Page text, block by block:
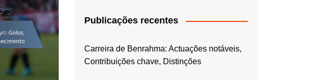
Publicações recentes
Carreira de Benrahma: Actuações notáveis,
Contribuições chave, Distinções